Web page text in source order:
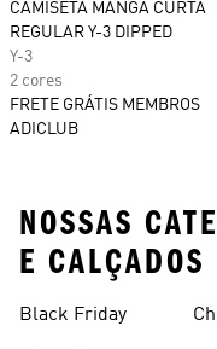
CAMISETA MANGA CURTA
REGULAR Y-3 DIPPED
Y-3
2 cores
FRETE GRÁTIS MEMBROS
ADICLUB
NOSSAS
E CALÇADOS
Black Friday